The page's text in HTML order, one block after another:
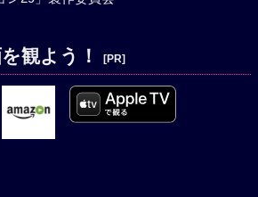
観よう！ [PR]